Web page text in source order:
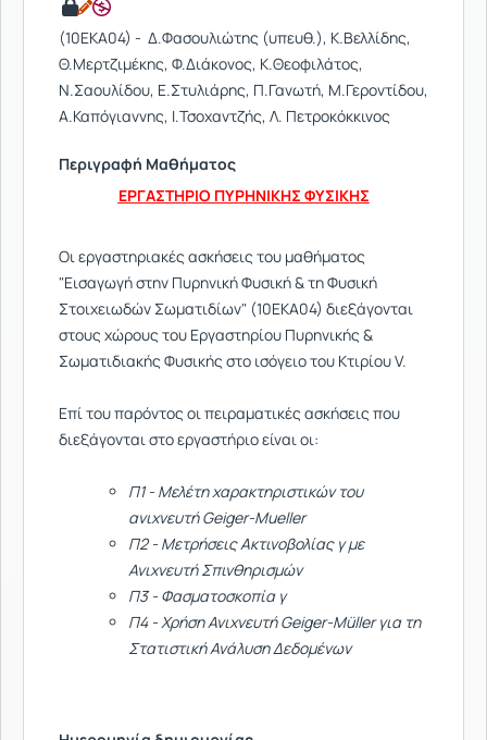
(10ΕΚΑ04) - Δ.Φασουλιώτης (υπευθ.), Κ.Βελλίδης,
Θ.Μερτζιμέκης, Φ.Διάκονος, Κ.Θεοφιλάτος,
Ν.Σαουλίδου, Ε.Στυλιάρης, Π.Γανωτή, Μ.Γεροντίδου,
Α.Καπόγιαννης, Ι.Τσοχαντζής, Λ. Πετροκόκκινος
Περιγραφή Μαθήματος
ΕΡΓΑΣΤΗΡΙΟ ΠΥΡΗΝΙΚΗΣ ΦΥΣΙΚΗΣ
Οι εργαστηριακές ασκήσεις του μαθήματος
"Εισαγωγή στην Πυρηνική Φυσική & τη Φυσική
Στοιχειωδών Σωματιδίων" (10ΕΚΑ04) διεξάγονται
στους χώρους του Εργαστηρίου Πυρηνικής &
Σωματιδιακής Φυσικής στο ισόγειο του Κτιρίου V.
Επί του παρόντος οι πειραματικές ασκήσεις που
διεξάγονται στο εργαστήριο είναι οι:
Π1 - Μελέτη χαρακτηριστικών του
ανιχνευτή Geiger-Mueller
Π2 - Μετρήσεις Ακτινοβολίας γ με
Ανιχνευτή Σπινθηρισμών
Π3 - Φασματοσκοπία γ
Π4 - Χρήση Ανιχνευτή Geiger-Müller για τη
Στατιστική Ανάλυση Δεδομένων